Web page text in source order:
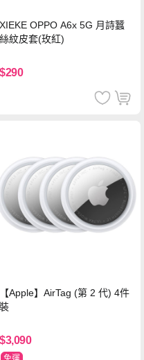
XIEKE OPPO A6x 5G 月詩蠶
絲紋皮套(玫紅)
$290
【Apple】AirTag (第 2 代) 4件
裝
$3,090